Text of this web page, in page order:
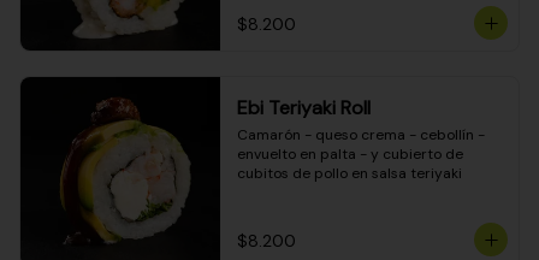
$8.200
Ebi Teriyaki Roll
Camarón - queso crema - cebollín -
envuelto en palta - y cubierto de
cubitos de pollo en salsa teriyaki
$8.200